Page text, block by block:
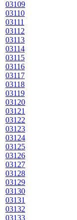
03109
03110
03111
03112
03113
03114
03115
03116
03117
03118
03119
03120
03121
03122
03123
03124
03125
03126
03127
03128
03129
03130
03131
03132
03133